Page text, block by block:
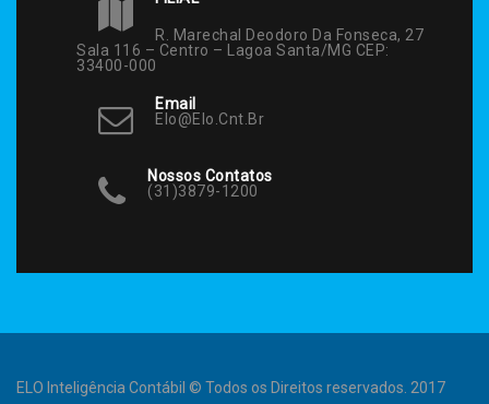
R. Marechal Deodoro Da Fonseca, 27
Sala 116 – Centro – Lagoa Santa/MG CEP:
33400-000
Email
Elo@elo.cnt.br
Nossos Contatos
(31)3879-1200
ELO Inteligência Contábil © Todos os Direitos reservados. 2017